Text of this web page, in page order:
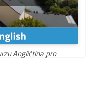
Angličtina pro